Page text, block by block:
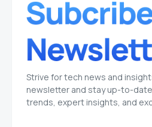
Strive for tech news and
newsletter and stay up-to-
trends, expert insights, and